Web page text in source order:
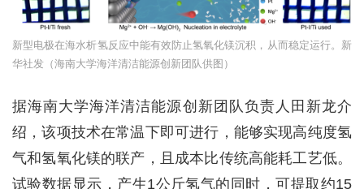
新型电极在海水析氢反应中能有效防止氢氧化镁沉积，从而稳定运行。新
华社发（海南大学海洋清洁能源创新团队供图）
据海南大学海洋清洁能源创新团队负责人田新龙介
绍，该项技术在常温下即可进行，能够实现高纯度氢
气和氢氧化镁的联产，且成本比传统高能耗工艺低。
试验数据显示，产生1公斤氢气的同时，可提取约15